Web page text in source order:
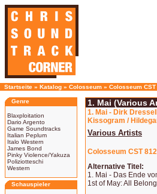
Startseite » Katalog » Colosseum » Colosseum CST
Genre
Blaxploitation
Dario Argento
Game Soundtracks
Italian Peplum
Italo Western
James Bond
Pinky Violence/Yakuza
Poliziotteschi
Western
Schauspieler
1. Mai (Various
1. Mai - Dirk
Kissogram /
Various Artists
Colosseum CST
Alternative Titel:
1. Mai - Das Ende
1st of May: All